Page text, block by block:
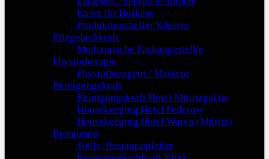
Käser für Hofkäse
Produktionshelfer Käserei
Pflegefachkraft
Medizinische Fachangestellte
Physiotherapie
Physiotherapeut / Masseur
Reinigungskraft
Reinigungskraft Hotel Müritzpalais
Housekeeping Hotel Federow
Housekeeping Hotel Waren (Müritz)
Restaurant
Stellv. Restaurantleiter